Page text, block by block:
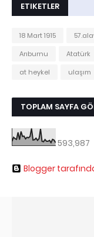
ETIKETLER
18 Mart 1915
Arıburnu
Atatürk
at heykel
ulaşım
TOPLAM SAYFA
593,987
Blogger